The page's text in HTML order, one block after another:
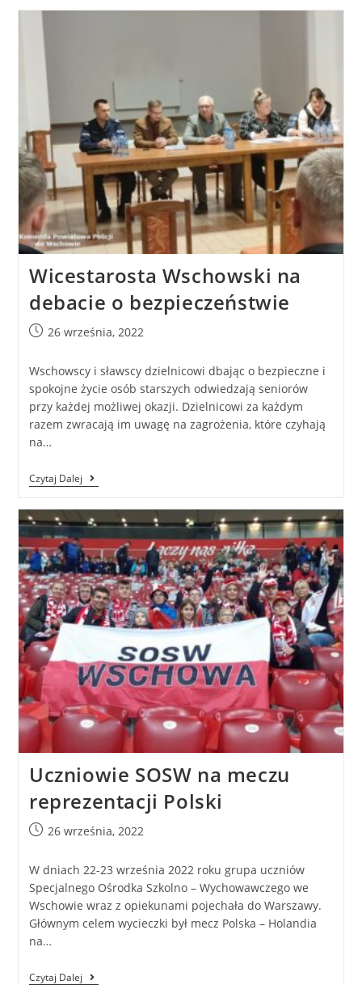
Wicestarosta Wschowski na
debacie o bezpieczeństwie
26 września, 2022
Wschowscy i sławscy dzielnicowi dbając o bezpieczne i
spokojne życie osób starszych odwiedzają seniorów
przy każdej możliwej okazji. Dzielnicowi za każdym
razem zwracają im uwagę na zagrożenia, które czyhają
na…
Czytaj Dalej
Uczniowie SOSW na meczu
reprezentacji Polski
26 września, 2022
W dniach 22-23 września 2022 roku grupa uczniów
Specjalnego Ośrodka Szkolno – Wychowawczego we
Wschowie wraz z opiekunami pojechała do Warszawy.
Głównym celem wycieczki był mecz Polska – Holandia
na…
Czytaj Dalej